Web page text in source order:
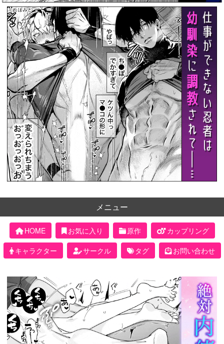
メニュー
HOME お気に入り 原作
カップリング
キャラクター
サークル タグ お問い合わせ